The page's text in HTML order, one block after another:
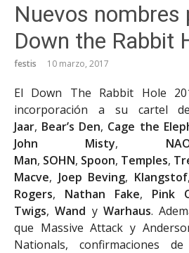
Nuevos nombres
Down the Rabbit
festis 10 marzo, 2017
El Down The Rabbit Hole
incorporación a su cartel
Jaar, Bear’s Den, Cage the
John Misty,
Man, SOHN, Spoon, Temples,
Macve, Joep Beving, Klangstof,
Rogers, Nathan Fake, Pink
Twigs,Wand y Warhaus.
que Massive Attack y
Nationals, confirmaciones